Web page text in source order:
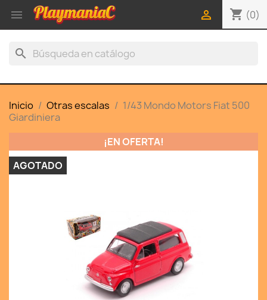
 shopping_cart (0)

search
Inicio Otras escalas
1/43 Mondo Motors Fiat 500
Giardiniera
¡EN OFERTA!
AGOTADO